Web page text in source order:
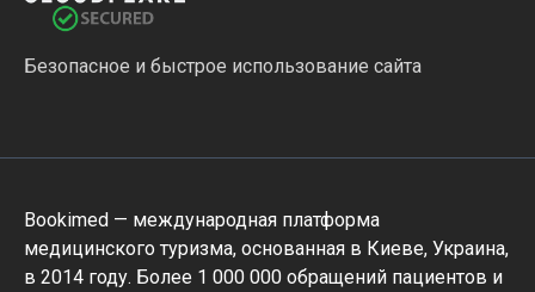
Безопасное и быстрое использование сайта
Bookimed — международная платформа
медицинского туризма, основанная в Киеве, Украина,
в 2014 году. Более 1 000 000 обращений пациентов и